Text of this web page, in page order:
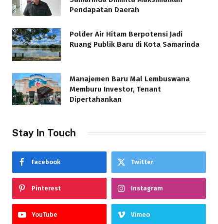
Pendapatan Daerah
Polder Air Hitam Berpotensi Jadi
Ruang Publik Baru di Kota Samarinda
Manajemen Baru Mal Lembuswana
Memburu Investor, Tenant
Dipertahankan
Stay In Touch
Facebook Twitter
Pinterest Instagram
YouTube Vimeo